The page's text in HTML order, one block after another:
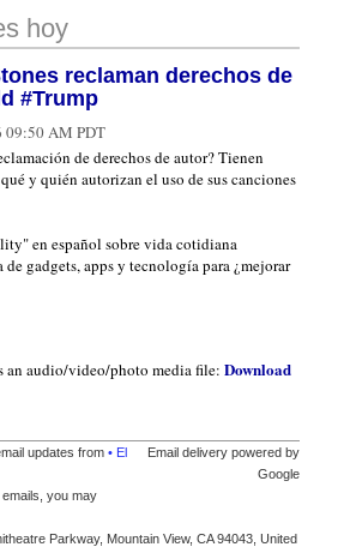
hoy
reclaman derechos de
#Trump
09:50 AM PDT
de derechos de autor? Tienen
y quién autorizan el uso de sus canciones
en español sobre vida cotidiana
gadgets, apps y tecnología para ¿mejorar
an audio/video/photo media file: Download
updates from • El
you may
Email delivery powered by
Google
Parkway, Mountain View, CA 94043, United